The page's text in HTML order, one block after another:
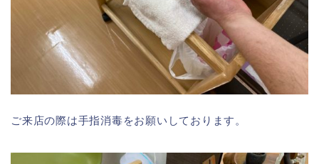
ご来店の際は手指消毒をお願いしております。